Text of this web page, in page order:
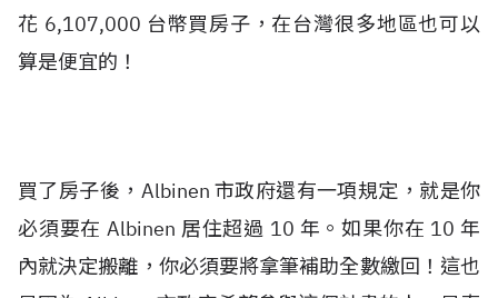
花 6,107,000 台幣買房子，在台灣很多地區也可以
算是便宜的！
買了房子後，Albinen 市政府還有一項規定，就是你
必須要在 Albinen 居住超過 10 年。如果你在 10 年
內就決定搬離，你必須要將拿筆補助全數繳回！這也